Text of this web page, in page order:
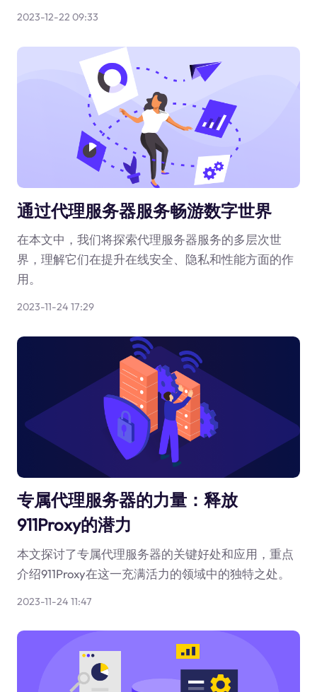
2023-12-22 09:33
通过代理服务器服务畅游数字世界
在本文中，我们将探索代理服务器服务的多层次世
界，理解它们在提升在线安全、隐私和性能方面的作
用。
2023-11-24 17:29
专属代理服务器的力量：释放
911Proxy的潜力
本文探讨了专属代理服务器的关键好处和应用，重点
介绍911Proxy在这一充满活力的领域中的独特之处。
2023-11-24 11:47